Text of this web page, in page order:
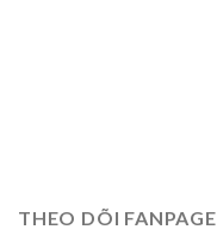
THEO DÕI FANPAGE